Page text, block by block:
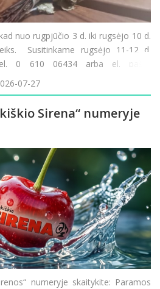
nuo rugpjūčio 3 d. iki rugsėjo 10 d.
Susitinkame rugsėjo 11-12 d.
0 610 06434 arba el. paštu
07-27
Sirena“ numeryje
numeryje skaitykite: Paramos